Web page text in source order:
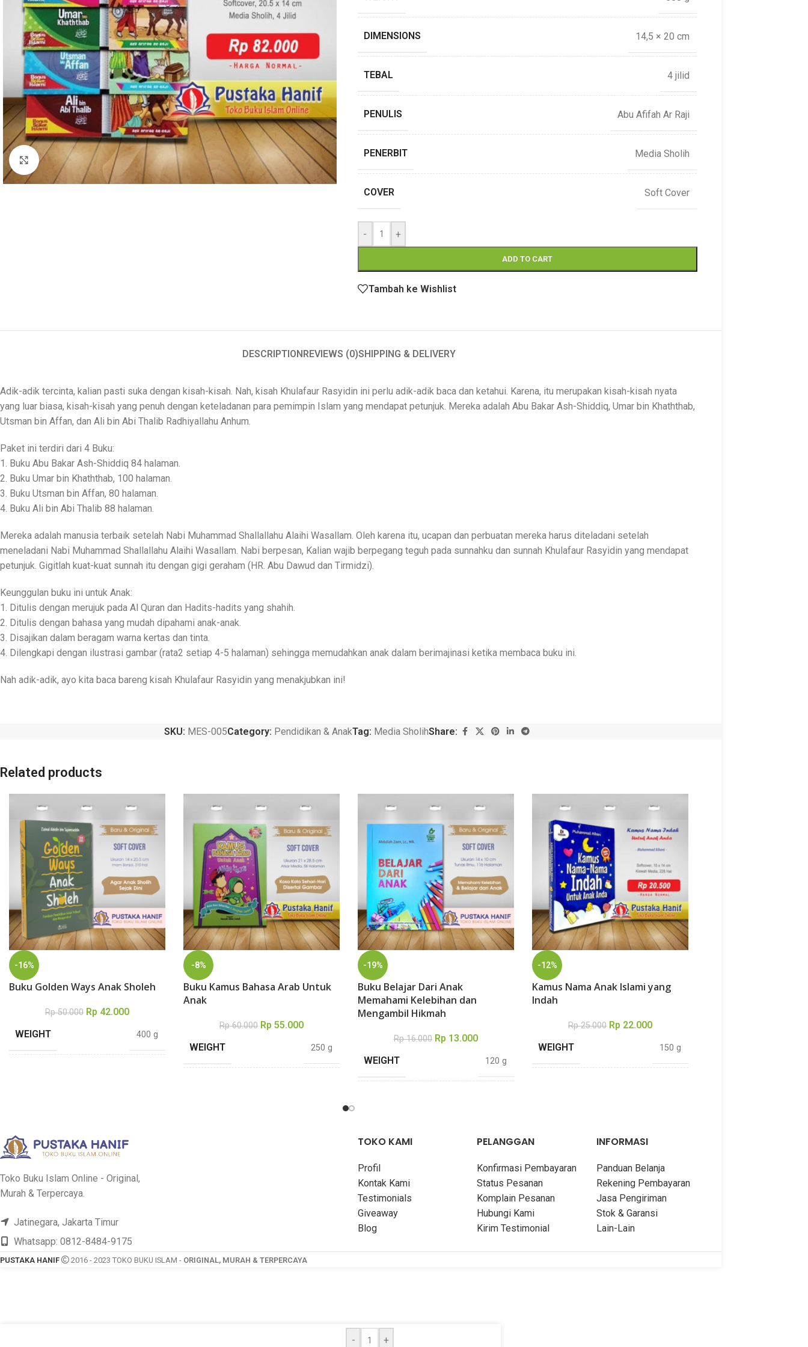
Click to enlarge
DIMENSIONS 14,5 × 20 cm
TEBAL 4 jilid
PENULIS Abu Afifah Ar Raji
PENERBIT Media Sholih
COVER Soft Cover
- +
ADD TO CART
Tambah ke Wishlist
DESCRIPTIONREVIEWS (0)SHIPPING & DELIVERY
Adik-adik tercinta, kalian pasti suka dengan kisah-kisah. Nah, kisah Khulafaur Rasyidin ini perlu adik-adik baca dan ketahui. Karena, itu merupakan kisah-kisah nyata
yang luar biasa, kisah-kisah yang penuh dengan keteladanan para pemimpin Islam yang mendapat petunjuk. Mereka adalah Abu Bakar Ash-Shiddiq, Umar bin Khaththab,
Utsman bin Affan, dan Ali bin Abi Thalib Radhiyallahu Anhum.
Paket ini terdiri dari 4 Buku:
1. Buku Abu Bakar Ash-Shiddiq 84 halaman.
2. Buku Umar bin Khaththab, 100 halaman.
3. Buku Utsman bin Affan, 80 halaman.
4. Buku Ali bin Abi Thalib 88 halaman.
Mereka adalah manusia terbaik setelah Nabi Muhammad Shallallahu Alaihi Wasallam. Oleh karena itu, ucapan dan perbuatan mereka harus diteladani setelah
meneladani Nabi Muhammad Shallallahu Alaihi Wasallam. Nabi berpesan, Kalian wajib berpegang teguh pada sunnahku dan sunnah Khulafaur Rasyidin yang mendapat
petunjuk. Gigitlah kuat-kuat sunnah itu dengan gigi geraham (HR. Abu Dawud dan Tirmidzi).
Keunggulan buku ini untuk Anak:
1. Ditulis dengan merujuk pada Al Quran dan Hadits-hadits yang shahih.
2. Ditulis dengan bahasa yang mudah dipahami anak-anak.
3. Disajikan dalam beragam warna kertas dan tinta.
4. Dilengkapi dengan ilustrasi gambar (rata2 setiap 4-5 halaman) sehingga memudahkan anak dalam berimajinasi ketika membaca buku ini.
Nah adik-adik, ayo kita baca bareng kisah Khulafaur Rasyidin yang menakjubkan ini!
SKU: MES-005Category: Pendidikan & AnakTag: Media SholihShare:
Related products
-16%
Buku Golden Ways Anak Sholeh
Rp50.000 Rp 42.000
WEIGHT 400 g
PENULIS
Zainal Abidin bin
PENERBIT Pustaka Imam Bonjol
-8%
Buku Kamus Bahasa Arab Untuk
Anak
Rp60.000 Rp 55.000
WEIGHT 250 g
-19%
Buku Belajar Dari Anak
Memahami Kelebihan dan
Mengambil Hikmah
Rp16.000 Rp 13.000
WEIGHT 120 g
TEBAL 116 Halaman
PENULIS Abdullah Zaen
PENERBIT Pustaka Tunas Ilmu
COVER
-12%
Kamus Nama Anak Islami yang
Indah
Rp25.000 Rp 22.000
WEIGHT 150 g
PENULIS Muhammad Albani
PENERBIT Zamzam
Toko Buku Islam Online - Original,
Murah & Terpercaya.
Jatinegara, Jakarta Timur
Whatsapp: 0812-8484-9175
TOKO KAMI
Profil
Kontak Kami
Testimonials
Giveaway
Blog
PELANGGAN
Konfirmasi Pembayaran
Status Pesanan
Komplain Pesanan
Hubungi Kami
Kirim Testimonial
INFORMASI
Panduan Belanja
Rekening Pembayaran
Jasa Pengiriman
Stok & Garansi
Lain-Lain
PUSTAKA HANIF 2016 - 2023 TOKO BUKU ISLAM - ORIGINAL, MURAH & TERPERCAYA
- +